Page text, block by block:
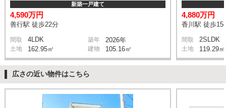
新築一戸建て
4,590万円
善行駅 徒歩22分
間取 4LDK 築年 2026年
土地 162.95㎡ 建物 105.16㎡
4,880万円
香川駅 徒歩15
間取 2SLDK
土地 119.29㎡
広さの近い物件はこちら